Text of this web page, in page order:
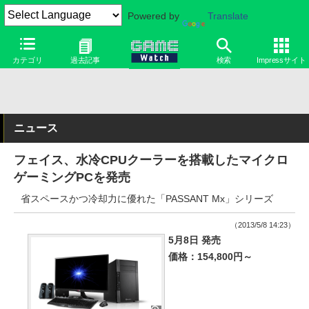
Powered by Translate
カテゴリ 過去記事 検索 Impressサイト
ニュース
フェイス、水冷CPUクーラーを搭載したマイクロ
ゲーミングPCを発売
省スペースかつ冷却力に優れた「PASSANT Mx」シリーズ
（2013/5/8 14:23）
5月8日 発売
価格：154,800円～